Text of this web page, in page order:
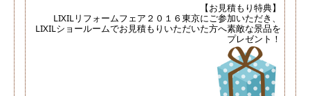
【お見積もり特典】
LIXILリフォームフェア２０１６東京にご参加いただき、
LIXILショールームでお見積もりいただいた方へ素敵な景品を
プレゼント！